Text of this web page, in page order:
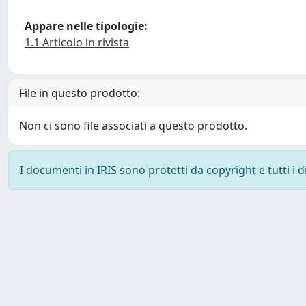
Appare nelle tipologie:
1.1 Articolo in rivista
File in questo prodotto:
Non ci sono file associati a questo prodotto.
I documenti in IRIS sono protetti da copyright e tutti i